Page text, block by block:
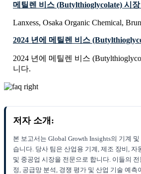
메틸렌 비스 (Butylthioglycolate) 시
Lanxess, Osaka Organic Chemical,
2024 년에 메틸렌 비스
2024 년에 메틸렌 비스
니다.
저자 소개:
본 보고서는 Global Growth Insights의 기계
습니다. 당사 팀은 산업용 기계, 제조 장비, 자
및 중공업 시장을 전문으로 합니다. 이들의
정, 공급망 분석, 경쟁 평가 및 산업 기술 예측